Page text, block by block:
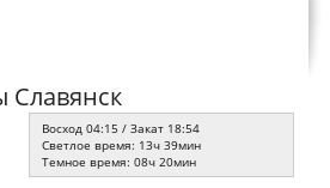
Славянск
Восход 04:15 / Закат 18:54
Светлое время: 13ч 39мин
Темное время: 08ч 20мин